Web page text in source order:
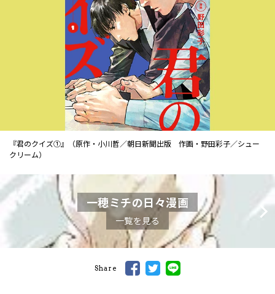
『君のクイズ①』（原作・小川哲／朝日新聞出版 作画・野田彩子／シュー
クリーム）
一穂ミチの日々漫画
一覧を見る
Share